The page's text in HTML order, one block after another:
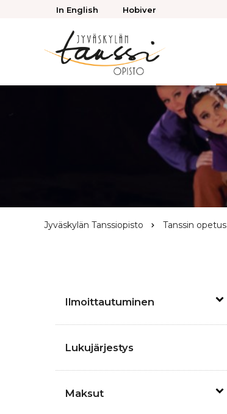
In English Hobiver
Jyväskylän
Browse:
Jyväskylän Tanssiopisto Tanssin opetus
Ilmoittautuminen
Lukujärjestys
Maksut